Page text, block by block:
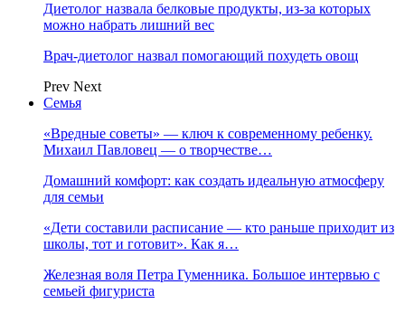
Диетолог назвала белковые продукты, из-за которых
можно набрать лишний вес
Врач-диетолог назвал помогающий похудеть овощ
Prev Next
Семья
«Вредные советы» — ключ к современному ребенку.
Михаил Павловец — о творчестве…
Домашний комфорт: как создать идеальную атмосферу
для семьи
«Дети составили расписание — кто раньше приходит из
школы, тот и готовит». Как я…
Железная воля Петра Гуменника. Большое интервью с
семьей фигуриста